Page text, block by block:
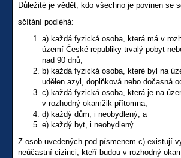
Důležité je vědět, kdo všechno je povinen se
sčítání podléhá:
a) každá fyzická osoba, která má v
území České republiky trvalý pobyt
nad 90 dnů,
b) každá fyzická osoba, které byl na
udělen azyl, doplňková nebo dočasná
c) každá fyzická osoba, která je na
v rozhodný okamžik přítomna,
d) každý dům, i neobydlený, a
e) každý byt, i neobydlený.
Z osob uvedených pod písmenem c) existují
neúčastní cizinci, kteří budou v rozhodný